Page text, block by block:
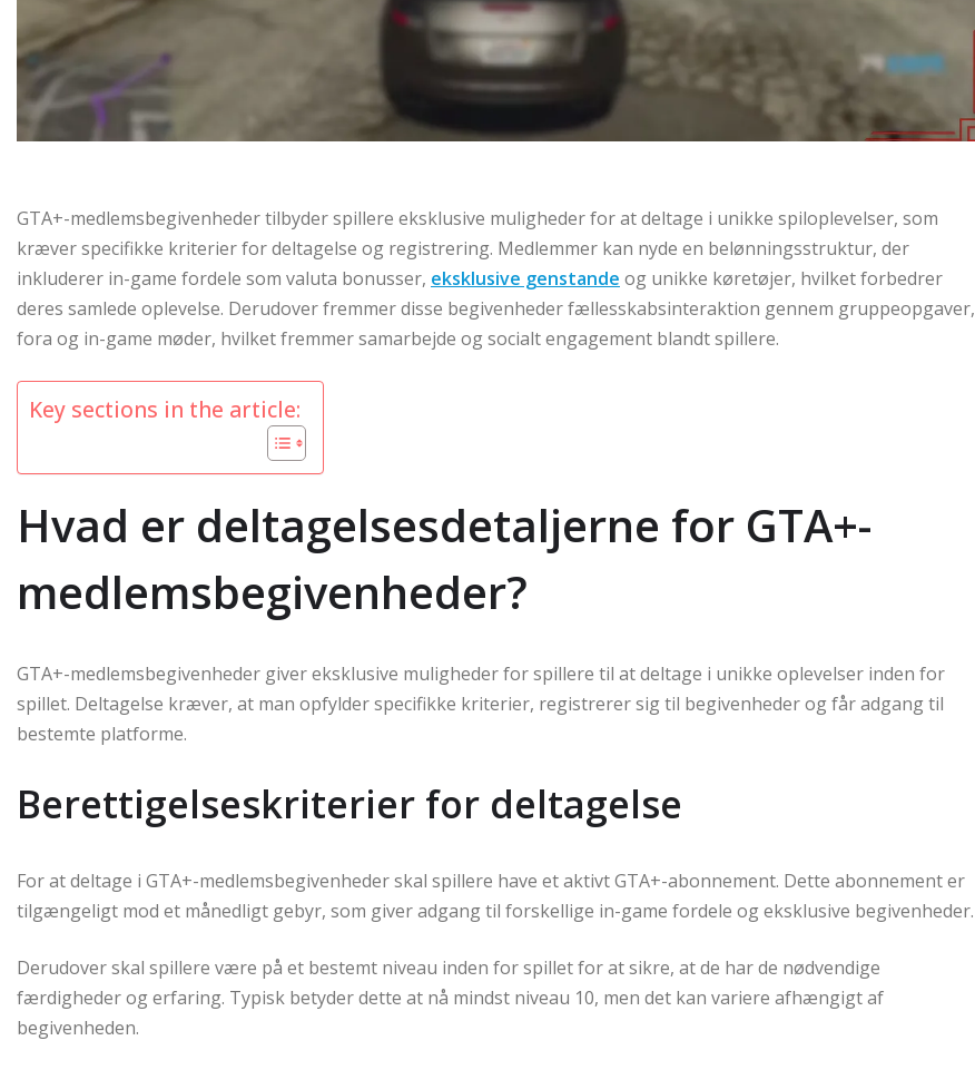
GTA+-medlemsbegivenheder tilbyder spillere eksklusive muligheder for at deltage i unikke spiloplevelser, som
kræver specifikke kriterier for deltagelse og registrering. Medlemmer kan nyde en belønningsstruktur, der
inkluderer in-game fordele som valuta bonusser, eksklusive genstande og unikke køretøjer, hvilket forbedrer
deres samlede oplevelse. Derudover fremmer disse begivenheder fællesskabsinteraktion gennem gruppeopgaver,
fora og in-game møder, hvilket fremmer samarbejde og socialt engagement blandt spillere.
Key sections in the article:
Hvad er deltagelsesdetaljerne for GTA+-
medlemsbegivenheder?
GTA+-medlemsbegivenheder giver eksklusive muligheder for spillere til at deltage i unikke oplevelser inden for
spillet. Deltagelse kræver, at man opfylder specifikke kriterier, registrerer sig til begivenheder og får adgang til
bestemte platforme.
Berettigelseskriterier for deltagelse
For at deltage i GTA+-medlemsbegivenheder skal spillere have et aktivt GTA+-abonnement. Dette abonnement er
tilgængeligt mod et månedligt gebyr, som giver adgang til forskellige in-game fordele og eksklusive begivenheder.
Derudover skal spillere være på et bestemt niveau inden for spillet for at sikre, at de har de nødvendige
færdigheder og erfaring. Typisk betyder dette at nå mindst niveau 10, men det kan variere afhængigt af
begivenheden.